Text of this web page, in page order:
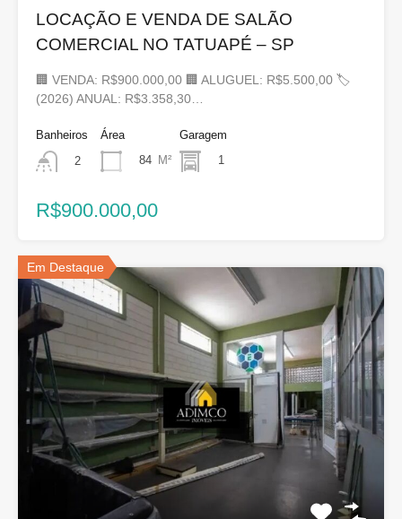
LOCAÇÃO E VENDA DE SALÃO
COMERCIAL NO TATUAPÉ – SP
🏢 VENDA: R$900.000,00 🏢 ALUGUEL: R$5.500,00 🏷
(2026) ANUAL: R$3.358,30…
Banheiros
2
Área
84 M²
Garagem
1
R$900.000,00
Em Destaque